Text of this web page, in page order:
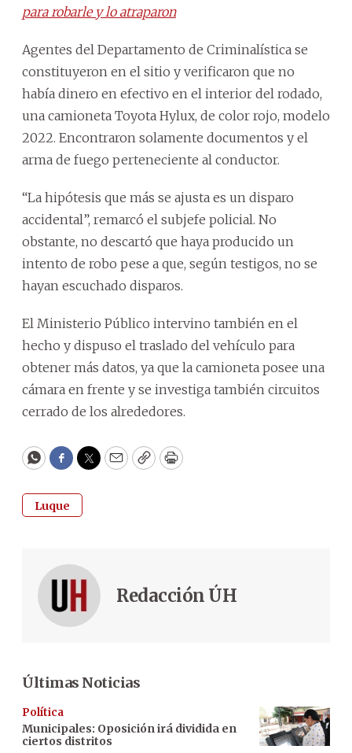
para robarle y lo atraparon
Agentes del Departamento de Criminalística se
constituyeron en el sitio y verificaron que no
había dinero en efectivo en el interior del rodado,
una camioneta Toyota Hylux, de color rojo, modelo
2022. Encontraron solamente documentos y el
arma de fuego perteneciente al conductor.
“La hipótesis que más se ajusta es un disparo
accidental”, remarcó el subjefe policial. No
obstante, no descartó que haya producido un
intento de robo pese a que, según testigos, no se
hayan escuchado disparos.
El Ministerio Público intervino también en el
hecho y dispuso el traslado del vehículo para
obtener más datos, ya que la camioneta posee una
cámara en frente y se investiga también circuitos
cerrado de los alrededores.
WhatsApp
Facebook
Twitter
EmailCopyPrint
Luque
Redacción ÚH
Últimas Noticias
Política
Municipales: Oposición irá dividida en
ciertos distritos